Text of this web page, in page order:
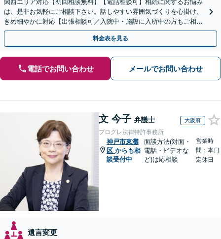
関西エリア対応【初回相談無料】【電話相談可】相続に関するお悩み
は、是非お気軽にご相談下さい。話しやすい雰囲気づくりを心掛け、
きめ細やかに対応【出張相談可／入院中・施設に入所中の方もご相談
ください】【車いす利用可】
料金表を見る
電話でお問い合わせ メールでお問い合わせ
文 今子 弁護士 大阪府
プログレ法律特許事務所
神戸市東灘
区 からも相
談受付中
面談方法(対面・
電話・ビデオな
ど)は応相談
営業時
間：本日
定休日
遺言変更